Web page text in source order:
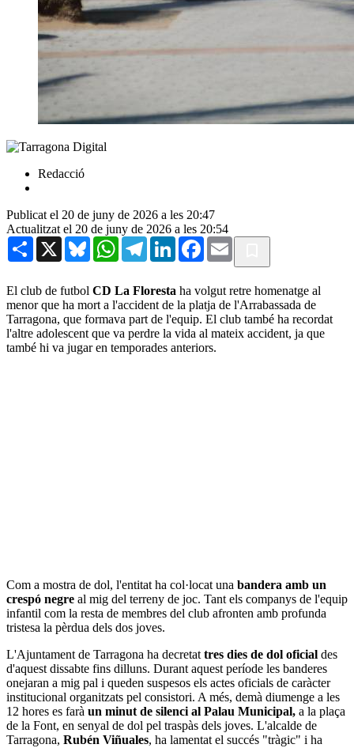
Redacció
Publicat el 20 de juny de 2026 a les 20:47
Actualitzat el 20 de juny de 2026 a les 20:54
Share X BlueskyWhatsAppTelegramLinkedInFacebook
Email
El club de futbol CD La Floresta ha volgut retre homenatge al
menor que ha mort a l'accident de la platja de l'Arrabassada de
Tarragona, que formava part de l'equip. El club també ha recordat
l'altre adolescent que va perdre la vida al mateix accident, ja que
també hi va jugar en temporades anteriors.
Com a mostra de dol, l'entitat ha col·locat una bandera amb un
crespó negre al mig del terreny de joc. Tant els companys de l'equip
infantil com la resta de membres del club afronten amb profunda
tristesa la pèrdua dels dos joves.
L'Ajuntament de Tarragona ha decretat tres dies de dol oficial des
d'aquest dissabte fins dilluns. Durant aquest període les banderes
onejaran a mig pal i queden suspesos els actes oficials de caràcter
institucional organitzats pel consistori. A més, demà diumenge a les
12 hores es farà un minut de silenci al Palau Municipal, a la plaça
de la Font, en senyal de dol pel traspàs dels joves. L'alcalde de
Tarragona, Rubén Viñuales, ha lamentat el succés "tràgic" i ha